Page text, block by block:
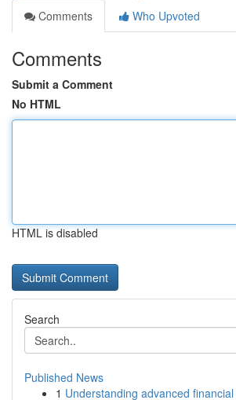
Comments
Who Upvoted
Comments
Submit a Comment
No HTML
HTML is disabled
Search
Published News
1 Understanding advanced